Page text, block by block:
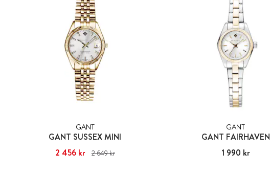
GANT
GANT SUSSEX MINI
Nuvarande pris:2 456 krTidigare pris
2 456 kr 2 649 kr
GANT
GANT FAIRHAVEN
Pris :1 990 kr
1 990 kr